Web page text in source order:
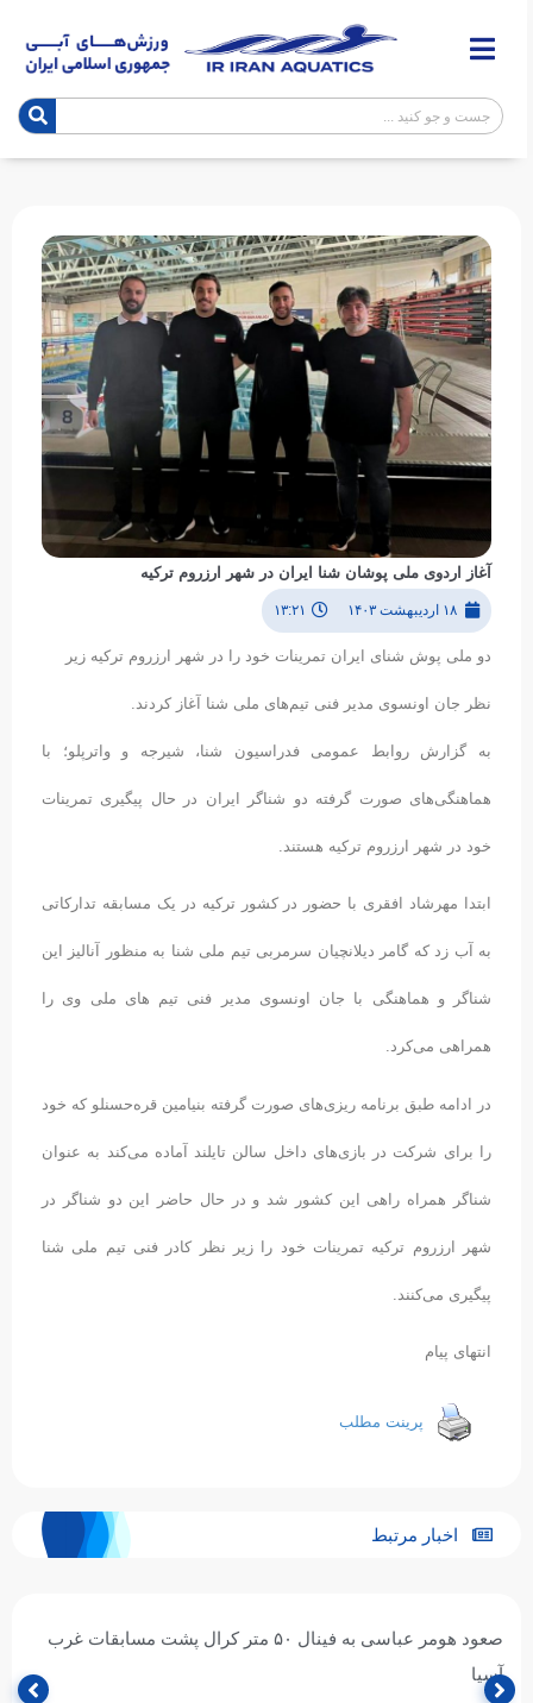
آغاز اردوی ملی پوشان شنا ایران در شهر ارزروم ترکیه
۱۸ اردیبهشت ۱۴۰۳ ۱۳:۲۱
دو ملی پوش شنای ایران تمرینات خود را در شهر ارزروم ترکیه زیر
نظر جان اونسوی مدیر فنی تیم‌های ملی شنا آغاز کردند.
به گزارش روابط عمومی فدراسیون شنا، شیرجه و واترپلو؛ با
هماهنگی‌های صورت گرفته دو شناگر ایران در حال پیگیری تمرینات
خود در شهر ارزروم ترکیه هستند.
ابتدا مهرشاد افقری با حضور در کشور ترکیه در یک مسابقه تدارکاتی
به آب زد که گامر دیلانچیان سرمربی تیم ملی شنا به منظور آنالیز این
شناگر و هماهنگی با جان اونسوی مدیر فنی تیم های ملی وی را
همراهی می‌کرد.
در ادامه طبق برنامه ریزی‌های صورت گرفته بنیامین قره‌حسنلو که خود
را برای شرکت در بازی‌‌های داخل سالن تایلند آماده می‌کند به عنوان
شناگر همراه راهی این کشور شد و در حال حاضر این دو شناگر در
شهر ارزروم ترکیه تمرینات خود را زیر نظر کادر فنی تیم ملی شنا
پیگیری می‌کنند.
انتهای پیام
پرینت مطلب
اخبار مرتبط
درخشش ملی‌پوش ایران در استخر آستانه؛ هومر عباسی قهرمان
۱۰۰ متر کرال پشت غرب آسیا شد